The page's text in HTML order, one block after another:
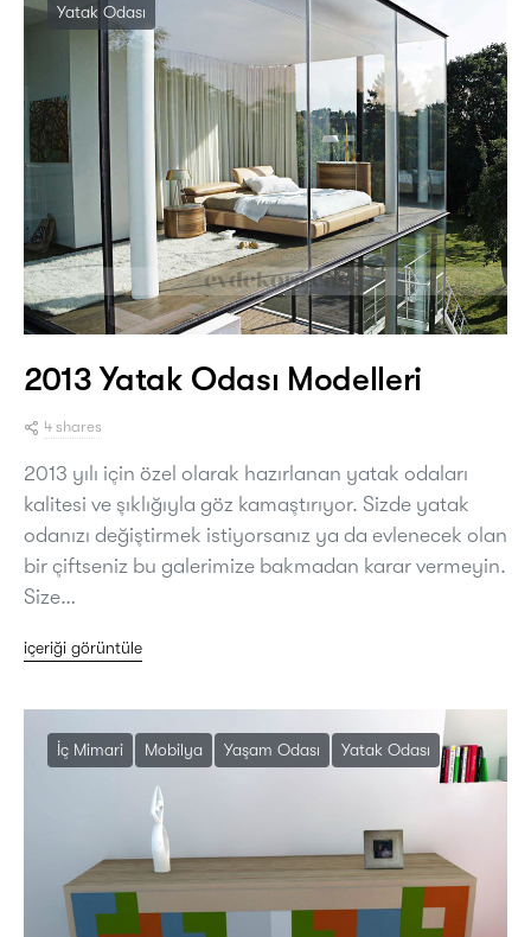
Yatak Odası
2013 Yatak Odası Modelleri
4 shares
2013 yılı için özel olarak hazırlanan yatak odaları
kalitesi ve şıklığıyla göz kamaştırıyor. Sizde yatak
odanızı değiştirmek istiyorsanız ya da evlenecek olan
bir çiftseniz bu galerimize bakmadan karar vermeyin.
Size…
içeriği görüntüle
İç Mimari Mobilya Yaşam Odası Yatak Odası